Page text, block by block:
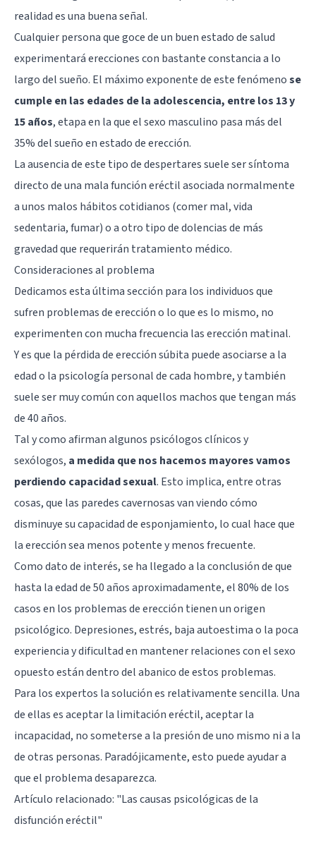
realidad es una buena señal.
Cualquier persona que goce de un buen estado de salud
experimentará erecciones con bastante constancia a lo
largo del sueño. El máximo exponente de este fenómenose
cumple en las edades de la adolescencia, entre los 13 y
15 años, etapa en la que el sexo masculino pasa más del
35% del sueño en estado de erección.
La ausencia de este tipo de despertares suele ser síntoma
directo de una mala función eréctil asociada normalmente
a unos malos hábitos cotidianos (comer mal, vida
sedentaria, fumar) o a otro tipo de dolencias de más
gravedad que requerirán tratamiento médico.
Consideraciones al problema
Dedicamos esta última sección para los individuos que
sufren problemas de erección o lo que es lo mismo, no
experimenten con mucha frecuencia las erección matinal.
Y es que la pérdida de erección súbita puede asociarse a la
edad o la psicología personal de cada hombre, y también
suele ser muy común con aquellos machos que tengan más
de 40 años.
Tal y como afirman algunos psicólogos clínicos y
sexólogos, a medida que nos hacemos mayores vamos
perdiendo capacidad sexual. Esto implica, entre otras
cosas, que las paredes cavernosas van viendo cómo
disminuye su capacidad de esponjamiento, lo cual hace que
la erección sea menos potente y menos frecuente.
Como dato de interés, se ha llegado a la conclusión de que
hasta la edad de 50 años aproximadamente, el 80% de los
casos en los problemas de erección tienen un origen
psicológico. Depresiones, estrés, baja autoestima o la poca
experiencia y dificultad en mantener relaciones con el sexo
opuesto están dentro del abanico de estos problemas.
Para los expertos la solución es relativamente sencilla. Una
de ellas es aceptar la limitación eréctil, aceptar la
incapacidad, no someterse a la presión de uno mismo ni a la
de otras personas. Paradójicamente, esto puede ayudar a
que el problema desaparezca.
Artículo relacionado: "Las causas psicológicas de la
disfunción eréctil"